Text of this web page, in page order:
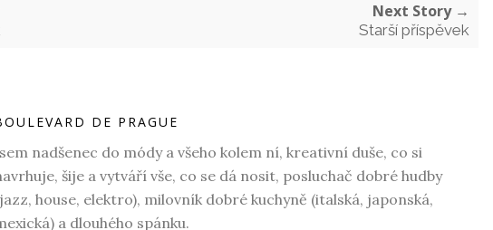
Next Story →
Starší příspěvek
DE PRAGUE
nadšenec do módy a všeho kolem ní, kreativní duše, co si
šije a vytváří vše, co se dá nosit, posluchač dobré hudby
house, elektro), milovník dobré kuchyně (italská, japonská,
a dlouhého spánku.